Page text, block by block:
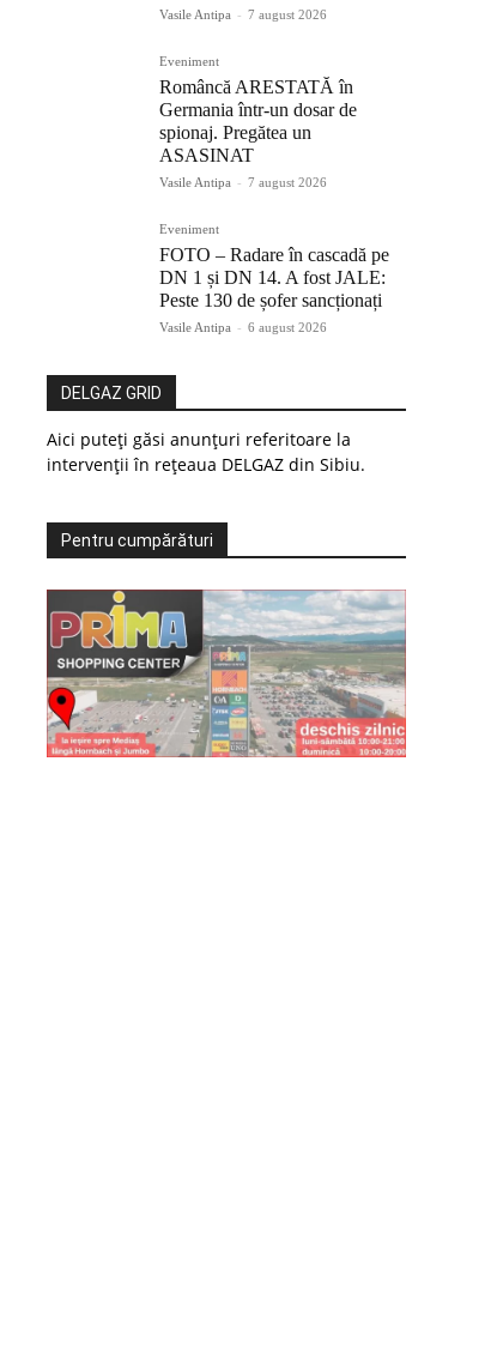
Vasile Antipa - 7 august 2026
Eveniment
Româncă ARESTATĂ în
Germania într-un dosar de
spionaj. Pregătea un
ASASINAT
Vasile Antipa - 7 august 2026
Eveniment
FOTO – Radare în cascadă pe
DN 1 și DN 14. A fost JALE:
Peste 130 de șofer sancționați
Vasile Antipa - 6 august 2026
DELGAZ GRID
Aici puteți găsi anunțuri referitoare la
intervenții în rețeaua DELGAZ din Sibiu.
Pentru cumpărături